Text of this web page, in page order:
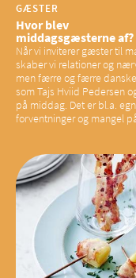
GÆSTER
Hvor blev
middagsgæsterne af?
Når vi inviterer gæster til
skaber vi relationer og
men færre og færre
som Tajs Hviid Pedersen
på middag. Det er bl.a.
forventninger og mangel
have konsekvenser for
sociale fællesskaber